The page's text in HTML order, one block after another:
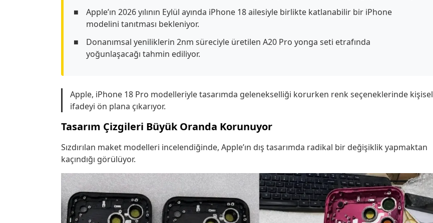
Apple’ın 2026 yılının Eylül ayında iPhone 18 ailesiyle birlikte katlanabilir bir iPhone
modelini tanıtması bekleniyor.
Donanımsal yeniliklerin 2nm süreciyle üretilen A20 Pro yonga seti etrafında
yoğunlaşacağı tahmin ediliyor.
Apple, iPhone 18 Pro modelleriyle tasarımda gelenekselliği korurken renk seçeneklerinde kişisel
ifadeyi ön plana çıkarıyor.
Tasarım Çizgileri Büyük Oranda Korunuyor
Sızdırılan maket modelleri incelendiğinde, Apple’ın dış tasarımda radikal bir değişiklik yapmaktan
kaçındığı görülüyor.